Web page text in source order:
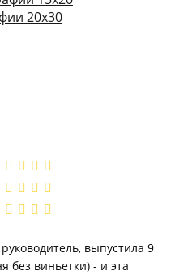
20х30
выпустила 9
без виньетки) - и эта